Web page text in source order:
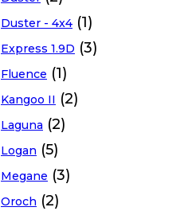
Duster - 4x4 (1)
Express 1.9D (3)
Fluence (1)
Kangoo II (2)
Laguna (2)
Logan (5)
Megane (3)
Oroch (2)